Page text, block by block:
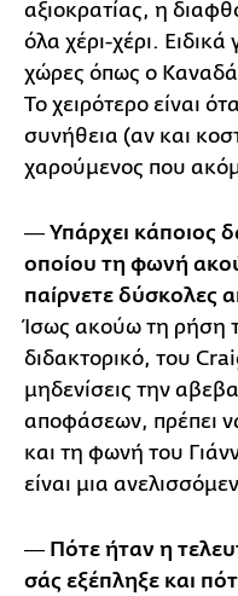
αξιοκρατίας, η
όλα χέρι-χέρι.
χώρες όπως ο
Το χειρότερο είναι
συνήθεια (αν και
χαρούμενος που
― Υπάρχει κάποιος
οποίου τη φωνή
παίρνετε δύσκολες
Ίσως ακούω τη ρήση
διδακτορικό, του
μηδενίσεις την
αποφάσεων, πρέπει
και τη φωνή του
είναι μια
― Πότε ήταν η
σάς εξέπληξε και